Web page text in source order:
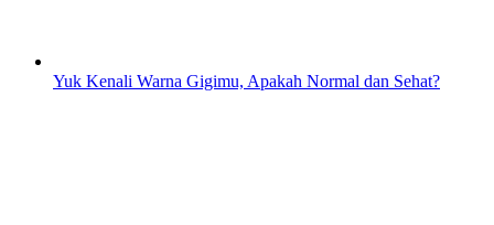
Yuk Kenali Warna Gigimu, Apakah Normal dan Sehat?